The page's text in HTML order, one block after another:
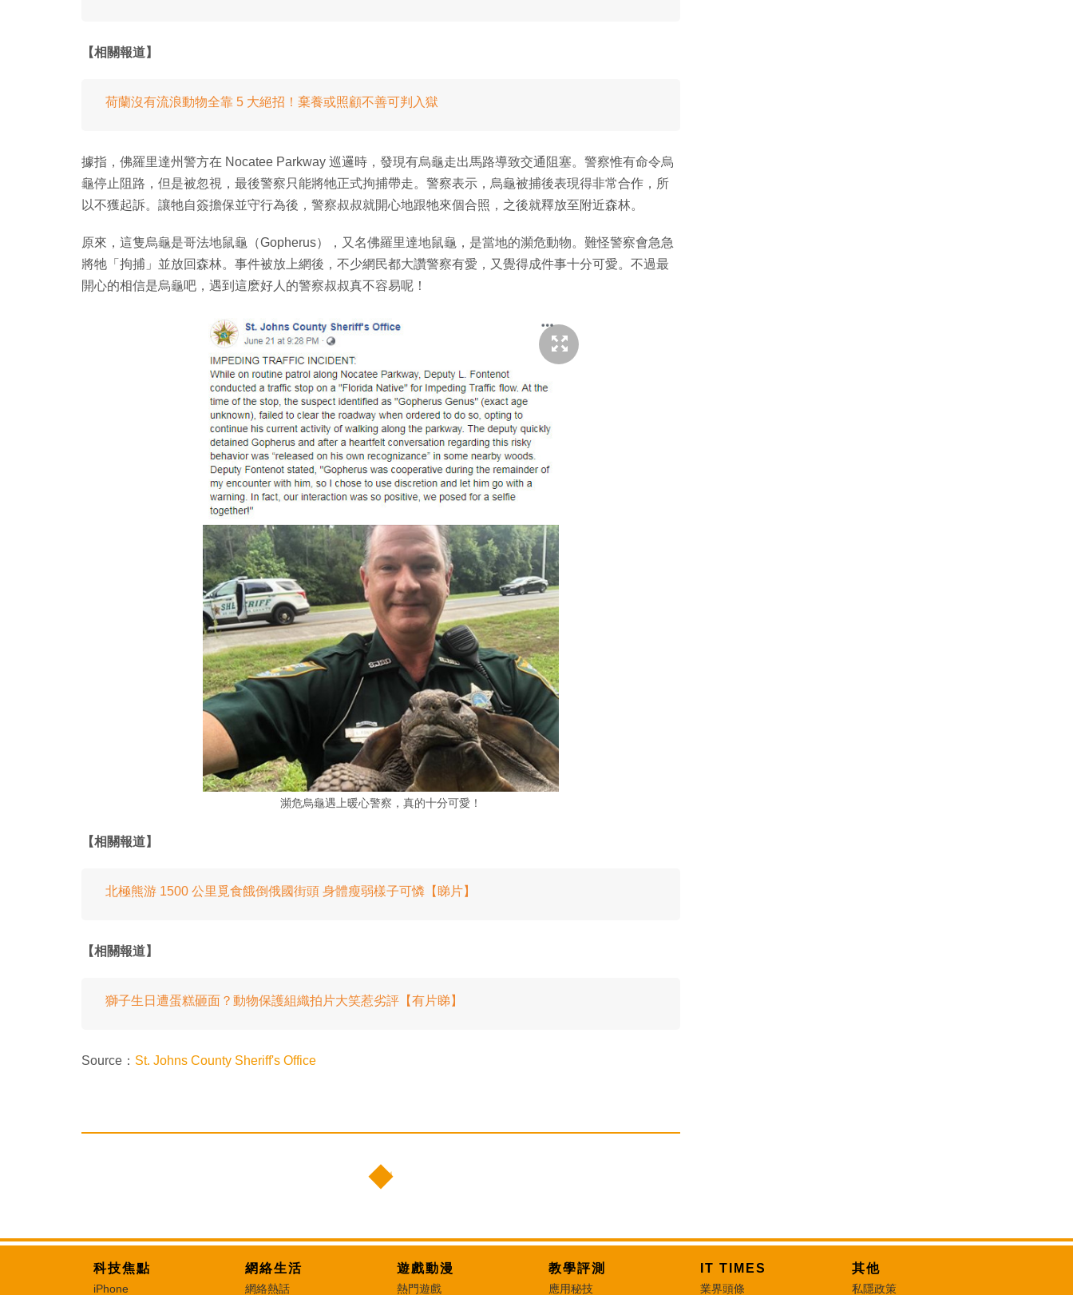
【相關報道】
荷蘭沒有流浪動物全靠 5 大絕招！棄養或照顧不善可判入獄
據指，佛羅里達州警方在 Nocatee Parkway 巡邏時，發現有烏龜走出馬路導致交通阻塞。警察惟有命令烏
龜停止阻路，但是被忽視，最後警察只能將牠正式拘捕帶走。警察表示，烏龜被捕後表現得非常合作，所
以不獲起訴。讓牠自簽擔保並守行為後，警察叔叔就開心地跟牠來個合照，之後就釋放至附近森林。
原來，這隻烏龜是哥法地鼠龜（Gopherus），又名佛羅里達地鼠龜，是當地的瀕危動物。難怪警察會急急
將牠「拘捕」並放回森林。事件被放上網後，不少網民都大讚警察有愛，又覺得成件事十分可愛。不過最
開心的相信是烏龜吧，遇到這麽好人的警察叔叔真不容易呢！
瀕危烏龜遇上暖心警察，真的十分可愛！
【相關報道】
北極熊游 1500 公里覓食餓倒俄國街頭 身體瘦弱樣子可憐【睇片】
【相關報道】
獅子生日遭蛋糕砸面？動物保護組織拍片大笑惹劣評【有片睇】
Source： St. Johns County Sheriff's Office
科技焦點
iPhone
網絡生活
網絡熱話
遊戲動漫
熱門遊戲
教學評測
應用秘技
IT TIMES
業界頭條
其他
私隱政策